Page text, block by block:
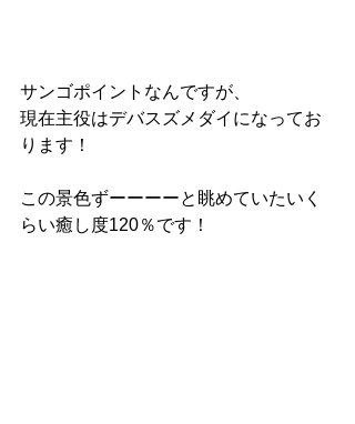
サンゴポイントなんですが、
現在主役はデバスズメダイになってお
ります！
この景色ずーーーーと眺めていたいく
らい癒し度120％です！